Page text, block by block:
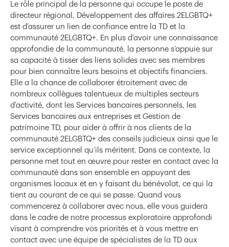
Le rôle principal de la personne qui occupe le poste de
directeur régional, Développement des affaires 2ELGBTQ+
est d’assurer un lien de confiance entre la TD et la
communauté 2ELGBTQ+. En plus d’avoir une connaissance
approfondie de la communauté, la personne s’appuie sur
sa capacité à tisser des liens solides avec ses membres
pour bien connaître leurs besoins et objectifs financiers.
Elle a la chance de collaborer étroitement avec de
nombreux collègues talentueux de multiples secteurs
d’activité, dont les Services bancaires personnels, les
Services bancaires aux entreprises et Gestion de
patrimoine TD, pour aider à offrir à nos clients de la
communauté 2ELGBTQ+ des conseils judicieux ainsi que le
service exceptionnel qu’ils méritent. Dans ce contexte, la
personne met tout en œuvre pour rester en contact avec la
communauté dans son ensemble en appuyant des
organismes locaux et en y faisant du bénévolat, ce qui la
tient au courant de ce qui se passe. Quand vous
commencerez à collaborer avec nous, elle vous guidera
dans le cadre de notre processus exploratoire approfondi
visant à comprendre vos priorités et à vous mettre en
contact avec une équipe de spécialistes de la TD aux